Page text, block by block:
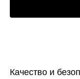
Качество и